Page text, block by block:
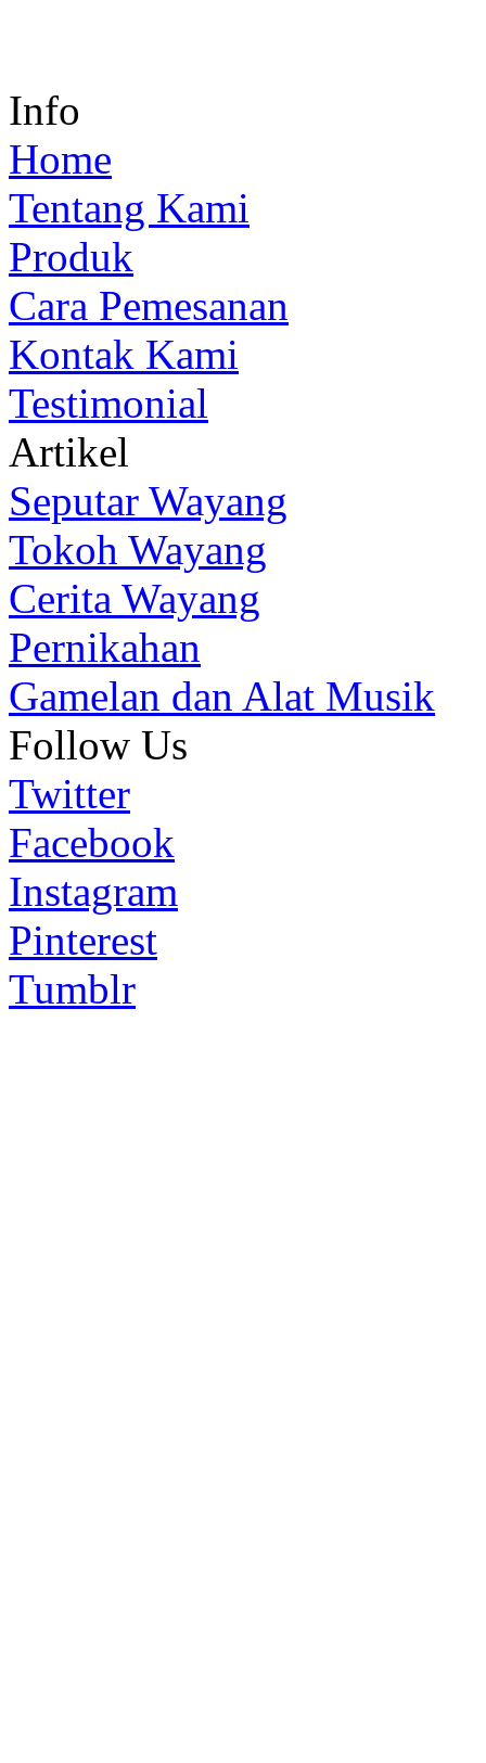
Info
Home
Tentang Kami
Produk
Cara Pemesanan
Kontak Kami
Testimonial
Artikel
Seputar Wayang
Tokoh Wayang
Cerita Wayang
Pernikahan
Gamelan dan Alat Musik
Follow Us
Twitter
Facebook
Instagram
Pinterest
Tumblr